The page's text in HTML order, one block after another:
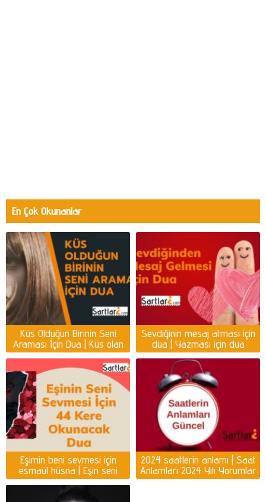
En Çok Okunanlar
Küs Olduğun Birinin Seni
Araması İçin Dua | Küs olan
kişiyi ayağına getirmek için
dua
Sevdiğinin mesaj atması için
dua | Yazması için dua
Eşimin beni sevmesi için
esmaül hüsna | Eşin seni
sevmesi için dua
2024 saatlerin anlamı | Saat
Anlamları 2024 Yılı Yorumlar